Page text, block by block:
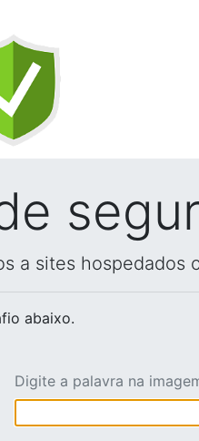
a sites hospedados
abaixo.
Digite a palavra na